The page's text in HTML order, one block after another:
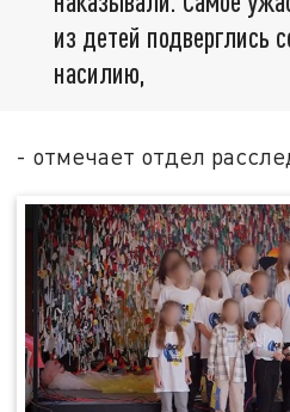
из детей подверглись
насилию,
- отмечает отдел